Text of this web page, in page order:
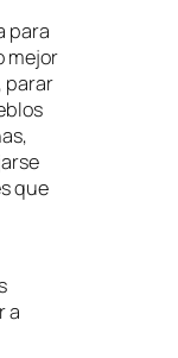
para
mejor
parar
que
a